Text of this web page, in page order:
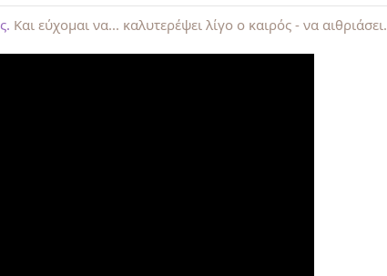
Και εύχομαι να... καλυτερέψει λίγο ο καιρός - να αιθριάσει.